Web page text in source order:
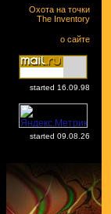
Охота на точки
The Inventory
о сайте
started 16.09.98
started 09.08.26